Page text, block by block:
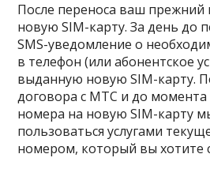
После переноса ваш прежний
новую SIM-карту. За день до
SMS-уведомление о
в телефон (или абонентское
выданную новую SIM-карту.
договора с МТС и до момента
номера на новую SIM-карту
пользоваться услугами
номером, который вы хотите